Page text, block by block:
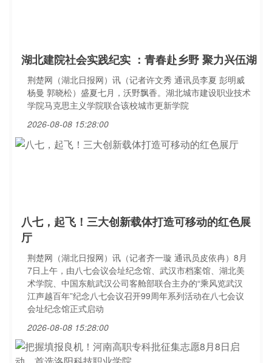
湖北建院社会实践纪实 ：青春赴乡野 聚力兴伍湖
荆楚网（湖北日报网）讯（记者许文秀 通讯员李夏 彭明威
杨曼 郭晓松）盛夏七月，沃野飘香。湖北城市建设职业技术
学院马克思主义学院联合该校城市更新学院
2026-08-08 15:28:00
八七，起飞！三大创新载体打造可移动的红色展
厅
荆楚网（湖北日报网）讯（记者齐一璇 通讯员皮依冉）8月
7日上午，由八七会议会址纪念馆、武汉市档案馆、湖北美
术学院、中国东航武汉公司客舱部联合主办的“乘风览武汉
江声越百年”纪念八七会议召开99周年系列活动在八七会议
会址纪念馆正式启动
2026-08-08 15:28:00